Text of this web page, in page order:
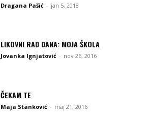
Dragana Pašić - jan 5, 2018
LIKOVNI RAD DANA: MOJA ŠKOLA
Jovanka Ignjatović - nov 26, 2016
ČEKAM TE
Maja Stanković - maj 21, 2016